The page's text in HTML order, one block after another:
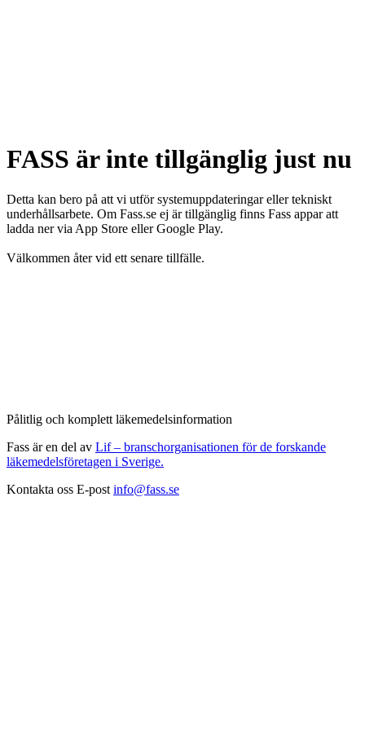
FASS är inte tillgänglig just nu
Detta kan bero på att vi utför systemuppdateringar eller tekniskt
underhållsarbete. Om Fass.se ej är tillgänglig finns Fass appar att
ladda ner via App Store eller Google Play.
Välkommen åter vid ett senare tillfälle.
Pålitlig och komplett läkemedelsinformation
Fass är en del av Lif – branschorganisationen för de forskande
läkemedelsföretagen i Sverige.
Kontakta oss E-post info@fass.se